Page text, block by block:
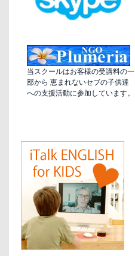
当スクールはお客様の受講料の一
部から 恵まれないセブの子供達
への支援活動に参加しています。